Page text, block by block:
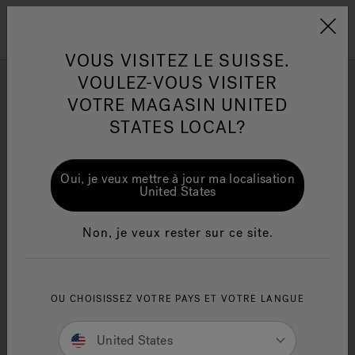
Jacuzzi&reg; EMEA
Jacuzzi® Sensational
Wellness™
One Page
J-19 - Grand
VOUS VISITEZ LE SUISSE.
VOULEZ-VOUS VISITER
VOTRE MAGASIN UNITED
STATES LOCAL?
Oui, je veux mettre à jour ma localisation
United States
Non, je veux rester sur ce site.
OU CHOISISSEZ VOTRE PAYS ET VOTRE LANGUE
United States